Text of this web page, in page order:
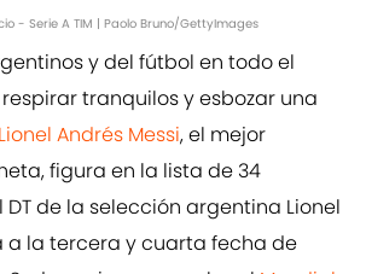
- Serie A TIM | Paolo Bruno/GettyImages
y del fútbol en todo el
tranquilos y esbozar una
Lionel Andrés Messi, el mejor
figura en la lista de 34
de la selección argentina Lionel
a la tercera y cuarta fecha de